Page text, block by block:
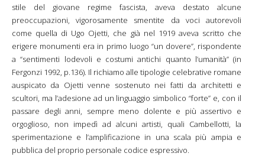
stile del giovane regime fascista, aveva destato alcune
preoccupazioni, vigorosamente smentite da voci autorevoli
come quella di Ugo Ojetti, che già nel 1919 aveva scritto che
erigere monumenti era in primo luogo “un dovere”, rispondente
a “sentimenti lodevoli e costumi antichi quanto l’umanità” (in
Fergonzi 1992, p.136). Il richiamo alle tipologie celebrative romane
auspicato da Ojetti venne sostenuto nei fatti da architetti e
scultori, ma l’adesione ad un linguaggio simbolico “forte” e, con il
passare degli anni, sempre meno dolente e più assertivo e
orgoglioso, non impedì ad alcuni artisti, quali Cambellotti, la
sperimentazione e l’amplificazione in una scala più ampia e
pubblica del proprio personale codice espressivo.